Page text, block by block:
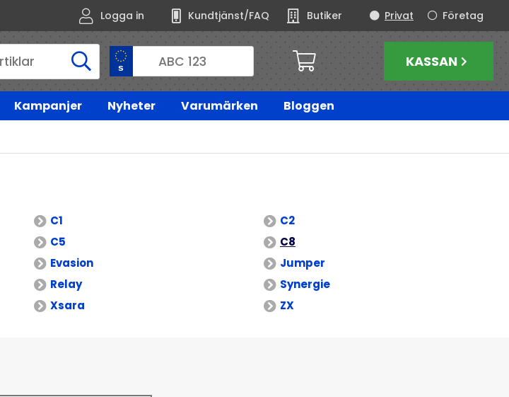
Logga in Kundtjänst/FAQ Butiker Företag
Privat
KASSAN
Kampanjer Nyheter Varumärken
Bloggen
C1
C2
C5
C8
Evasion
Jumper
Relay
Synergie
Xsara ZX